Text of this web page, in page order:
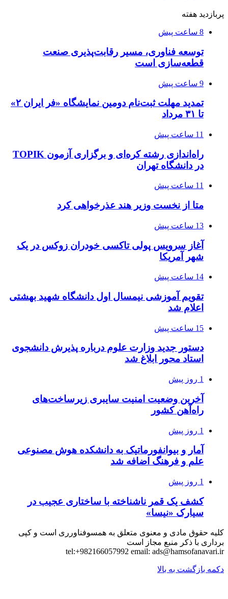
پربازدید هفته
8 ساعت پیش
توسعه فناوری، مسیر رقابت‌پذیری صنعت
قطعه‌سازی است
9 ساعت پیش
تمدید مهلت ثبت‌نام دومین نمایشگاه «فر ایران ۲»
تا ۳۱ مرداد
11 ساعت پیش
راه‌اندازی رشته کره‌ای و برگزاری آزمون TOPIK
در دانشگاه تهران
11 ساعت پیش
متا از نخست وزیر هند عذرخواهی کرد
13 ساعت پیش
آغاز سرویس پولی تاکسی خودران زوکس در یک
شهر آمریکا
14 ساعت پیش
تقویم آموزشی نیمسال اول دانشگاه شهید بهشتی
اعلام شد
15 ساعت پیش
دستور جدید وزارت علوم درباره پذیرش دانشجوی
استاد محور ابلاغ شد
1 روز پیش
آخرین وضعیت امنیت سایبری زیرساخت‌های
راه‌آهن کشور
1 روز پیش
آمار و بیوانفورماتیک به دانشکده هوش مصنوعی
علم و فرهنگ اضافه شد
1 روز پیش
کشف یک قمر ناشناخته با ساختاری عجیب در
سیارک «نیسا»
کلیه حقوق مادی و معنوی متعلق به همسوفناورری است و کپی
برداری با ذکر منبع مجاز است
tel:+982166057992 email: ads@hamsofanavari.ir
دکمه بازگشت به بالا